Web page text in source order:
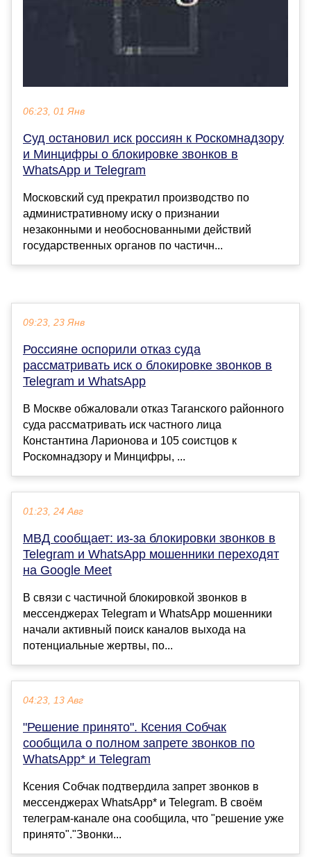
06:23, 01 Янв
Суд остановил иск россиян к Роскомнадзору
и Минцифры о блокировке звонков в
WhatsApp и Telegram
Московский суд прекратил производство по
административному иску о признании
незаконными и необоснованными действий
государственных органов по частичн...
09:23, 23 Янв
Россияне оспорили отказ суда
рассматривать иск о блокировке звонков в
Telegram и WhatsApp
В Москве обжаловали отказ Таганского районного
суда рассматривать иск частного лица
Константина Ларионова и 105 соистцов к
Роскомнадзору и Минцифры, ...
01:23, 24 Авг
МВД сообщает: из-за блокировки звонков в
Telegram и WhatsApp мошенники переходят
на Google Meet
В связи с частичной блокировкой звонков в
мессенджерах Telegram и WhatsApp мошенники
начали активный поиск каналов выхода на
потенциальные жертвы, по...
04:23, 13 Авг
"Решение принято". Ксения Собчак
сообщила о полном запрете звонков по
WhatsApp* и Telegram
Ксения Собчак подтвердила запрет звонков в
мессенджерах WhatsApp* и Telegram. В своём
телеграм-канале она сообщила, что "решение уже
принято"."Звонки...